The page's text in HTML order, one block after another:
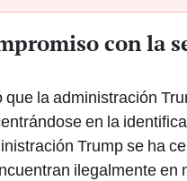
con la
la administración
en la
Trump se ha
ilegalmente en